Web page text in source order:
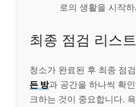
로의 생활을 시작
최종 점검 리스트
청소가 완료된 후 최종 점
든 방과 공간을 하나씩 확
크하는 것이 중요합니다.